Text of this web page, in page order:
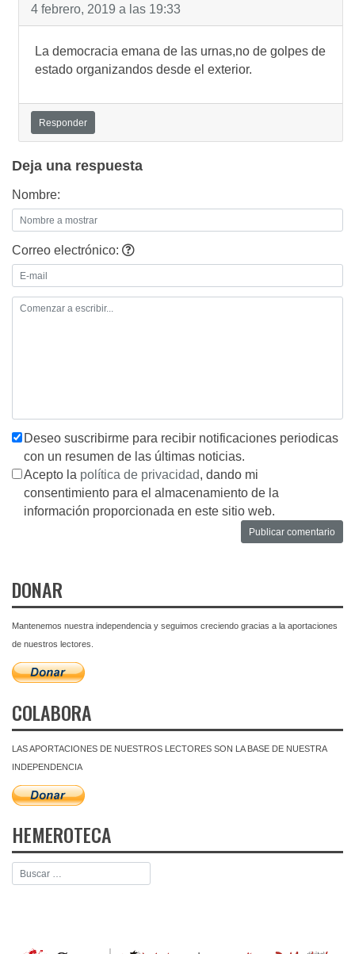
4 febrero, 2019 a las 19:33
La democracia emana de las urnas,no de golpes de
estado organizandos desde el exterior.
Responder
Deja una respuesta
Nombre:
Correo electrónico:
Deseo suscribirme para recibir notificaciones periodicas
con un resumen de las últimas noticias.
Acepto la política de privacidad, dando mi
consentimiento para el almacenamiento de la
información proporcionada en este sitio web.
DONAR
Mantenemos nuestra independencia y seguimos creciendo gracias a la aportaciones
de nuestros lectores.
COLABORA
LAS APORTACIONES DE NUESTROS LECTORES SON LA BASE DE NUESTRA
INDEPENDENCIA
HEMEROTECA